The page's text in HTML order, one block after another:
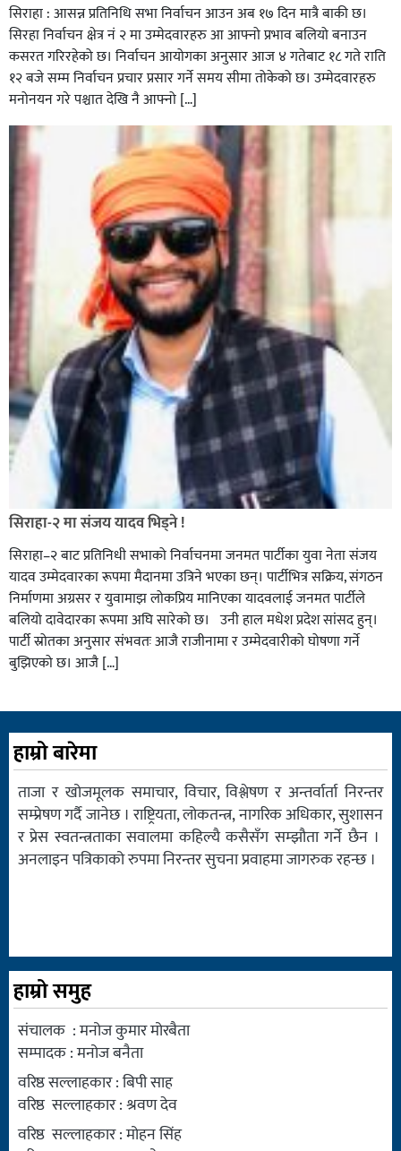
सिराहा : आसन्न प्रतिनिधि सभा निर्वाचन आउन अब १७ दिन मात्रै बाकी छ।
सिरहा निर्वाचन क्षेत्र नं २ मा उम्मेदवारहरु आ आफ्नो प्रभाव बलियो बनाउन
कसरत गरिरहेको छ। निर्वाचन आयोगका अनुसार आज ४ गतेबाट १८ गते राति
१२ बजे सम्म निर्वाचन प्रचार प्रसार गर्ने समय सीमा तोकेको छ। उम्मेदवारहरु
मनोनयन गरे पश्चात देखि नै आफ्नो […]
सिराहा-२ मा संजय यादव भिड्ने !
सिराहा–२ बाट प्रतिनिधी सभाको निर्वाचनमा जनमत पार्टीका युवा नेता संजय
यादव उम्मेदवारका रूपमा मैदानमा उत्रिने भएका छन्। पार्टीभित्र सक्रिय, संगठन
निर्माणमा अग्रसर र युवामाझ लोकप्रिय मानिएका यादवलाई जनमत पार्टीले
बलियो दावेदारका रूपमा अघि सारेको छ। उनी हाल मधेश प्रदेश सांसद हुन्।
पार्टी स्रोतका अनुसार संभवतः आजै राजीनामा र उम्मेदवारीको घोषणा गर्ने
बुझिएको छ। आजै […]
हाम्रो बारेमा
ताजा र खोजमूलक समाचार, विचार, विश्लेषण र अन्तर्वार्ता निरन्तर
सम्प्रेषण गर्दै जानेछ । राष्ट्रियता, लोकतन्त्र, नागरिक अधिकार, सुशासन
र प्रेस स्वतन्त्रताका सवालमा कहिल्यै कसैसँग सम्झौता गर्ने छैन ।
अनलाइन पत्रिकाको रुपमा निरन्तर सुचना प्रवाहमा जागरुक रहन्छ ।
हाम्रो समुह
संचालक : मनोज कुमार मोरबैता
सम्पादक : मनोज बनैता
वरिष्ठ सल्लाहकार : बिपी साह
वरिष्ठ सल्लाहकार : श्रवण देव
वरिष्ठ सल्लाहकार : मोहन सिंह